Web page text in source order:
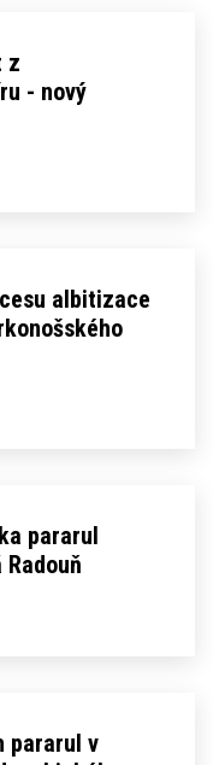
z
- nový
albitizace
pararul
pararul v